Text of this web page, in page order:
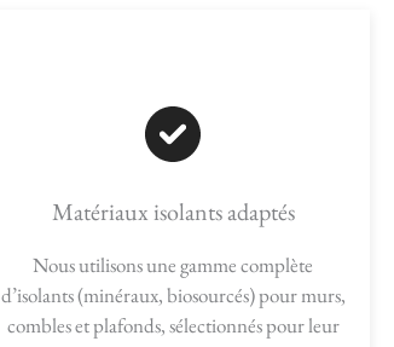
Matériaux isolants adaptés
Nous utilisons une gamme complète
d’isolants (minéraux, biosourcés) pour murs,
combles et plafonds, sélectionnés pour leur